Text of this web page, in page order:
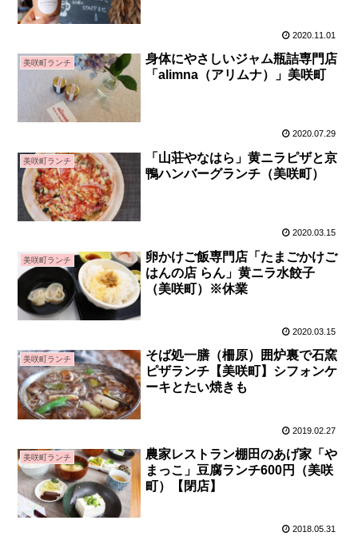
2020.11.01
美咲町ランチ
身体にやさしいジャム瓶詰専門店
「alimna（アリムナ）」美咲町
2020.07.29
美咲町ランチ
「山荘やなはら」黄ニラピザと京
鴨ハンバーグランチ（美咲町）
2020.03.15
美咲町ランチ
卵かけご飯専門店「たまごかけご
はんの店 らん」黄ニラ水餃子
（美咲町）※休業
2020.03.15
美咲町ランチ
そば処一膳（柵原）囲炉裏で石窯
ピザランチ【美咲町】シフォンケ
ーキとたい焼きも
2019.02.27
美咲町ランチ
農家レストラン棚田のあげ家「や
まっこ」豆腐ランチ600円（美咲
町）【閉店】
2018.05.31